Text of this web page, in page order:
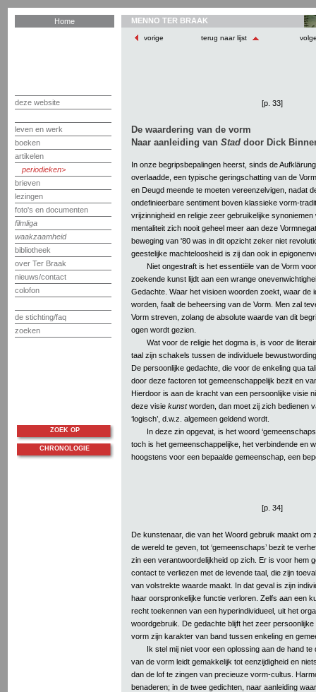
Home
deze website
leven en werk
boeken
artikelen
periodieken
brieven
lezingen
foto's en documenten
filmliga
waakzaamheid
bibliotheek
over Ter Braak
nieuws/contact
colofon
de stichting/faq
zoeken
MENNO TER BRAAK
vorige terug naar lijst
[p. 33]
De waardering van de vorm
Naar aanleiding van Stad door Dick
In onze begripsbepalingen heerst, sinds de
overlaadde, een typische geringschatting van de
en Deugd meende te moeten vereenzelvigen, nadat
ondefinieerbare sentiment boven klassieke vorm-
vrijzinnigheid en religie zeer gebruikelijke
mentaliteit zich nooit geheel meer aan deze
beweging van '80 was in dit opzicht zeker niet
geestelijke machteloosheid is zij dan ook in
Niet ongestraft is het essentiële van de Vorm
zoekende kunst lijdt aan een wrange
Gedachte. Waar het visioen woorden zoekt, waar de
worden, faalt de beheersing van de Vorm. Men zal
Vorm streven, zolang de absolute waarde van dit
ogen wordt gezien.
Wat voor de religie het dogma is, is voor de
taal zijn schakels tussen de individuele
De persoonlijke gedachte, die voor de enkeling qua
door deze factoren tot gemeenschappelijk bezit en
Hierdoor is aan de kracht van een persoonlijke visie
deze visie kunstworden, dan moet zij zich bedienen
‘logisch’, d.w.z. algemeen geldend wordt.
In deze zin opgevat, is het woord
toch is het gemeenschappelijke, het verbindende en
hoogstens voor een bepaalde gemeenschap, een
[p. 34]
De kunstenaar, die van het Woord gebruik maakt om
de wereld te geven, tot ‘gemeenschaps’ bezit te
zin een verantwoordelijkheid op zich. Er is voor hem
contact te verliezen met de levende taal, die zijn
van volstrekte waarde maakt. In dat geval is zijn
haar oorspronkelijke functie verloren. Zelfs aan een
recht toekennen van een hyperindividueel, uit het
woordgebruik. De gedachte blijft het zeer
vorm zijn karakter van band tussen enkeling en
Ik stel mij niet voor een oplossing aan de hand
van de vorm leidt gemakkelijk tot eenzijdigheid en
dan de lof te zingen van precieuze vorm-cultus.
benaderen; in de twee gedichten, naar aanleiding
ZOEK OP
CHRONOLOGIE